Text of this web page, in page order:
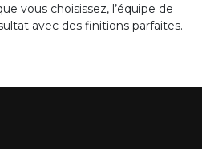
vous choisissez, l’équipe de
avec des finitions parfaites.